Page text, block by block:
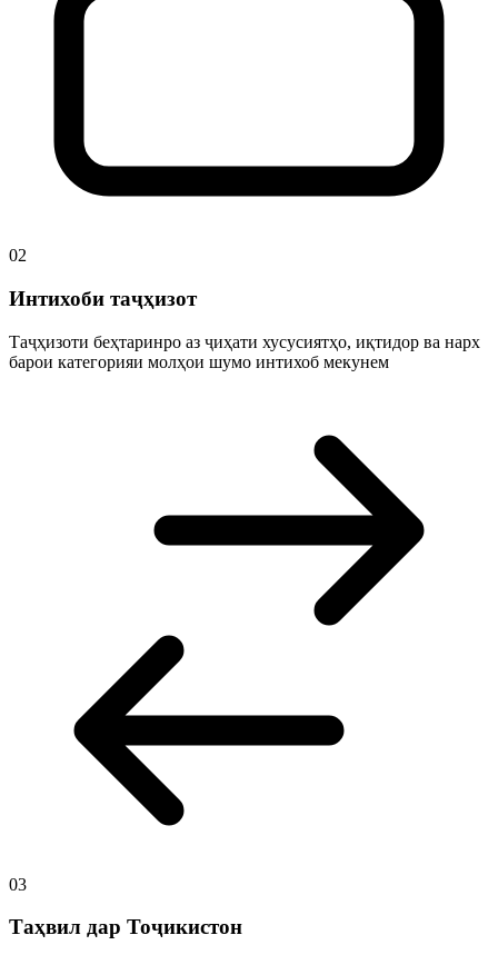
02
Интихоби таҷҳизот
Таҷҳизоти беҳтаринро аз ҷиҳати хусусиятҳо, иқтидор ва нарх
барои категорияи молҳои шумо интихоб мекунем
03
Таҳвил дар Тоҷикистон